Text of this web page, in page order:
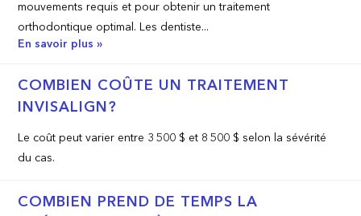
mouvements requis et pour obtenir un traitement
orthodontique optimal. Les dentiste...
En savoir plus »
COMBIEN COÛTE UN TRAITEMENT
INVISALIGN?
Le coût peut varier entre 3 500 $ et 8 500 $ selon la sévérité
du cas.
COMBIEN PREND DE TEMPS LA